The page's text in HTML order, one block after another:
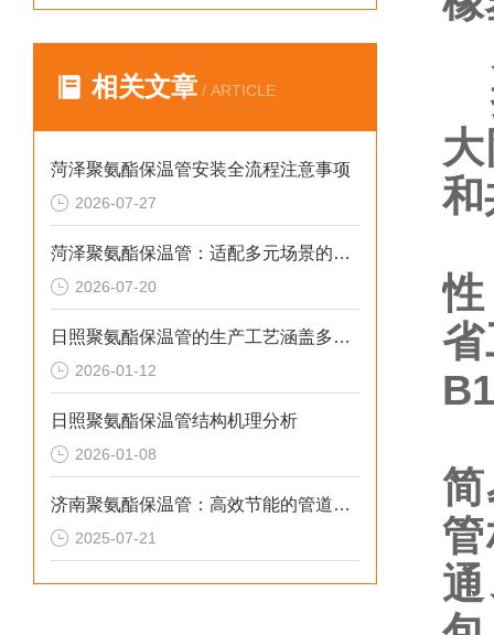
相关文章 / ARTICLE
菏泽聚氨酯保温管安装全流程注意事项
2026-07-27
菏泽聚氨酯保温管：适配多元场景的高效保温输送材料
2026-07-20
日照聚氨酯保温管的生产工艺涵盖多个环节
2026-01-12
日照聚氨酯保温管结构机理分析
2026-01-08
济南聚氨酯保温管：高效节能的管道保温材料
2025-07-21
和
省